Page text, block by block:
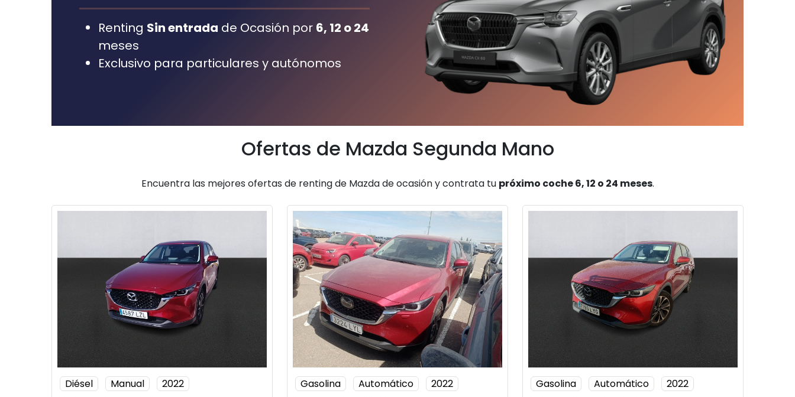
Renting Sin entrada de Ocasión por 6, 12 o 24
meses
Exclusivo para particulares y autónomos
Ofertas de Mazda Segunda Mano
Encuentra las mejores ofertas de renting de Mazda de ocasión y contrata tu próximo coche 6, 12 o 24 meses.
Diésel Manual 2022 Gasolina Automático 2022 Gasolina Automático 2022